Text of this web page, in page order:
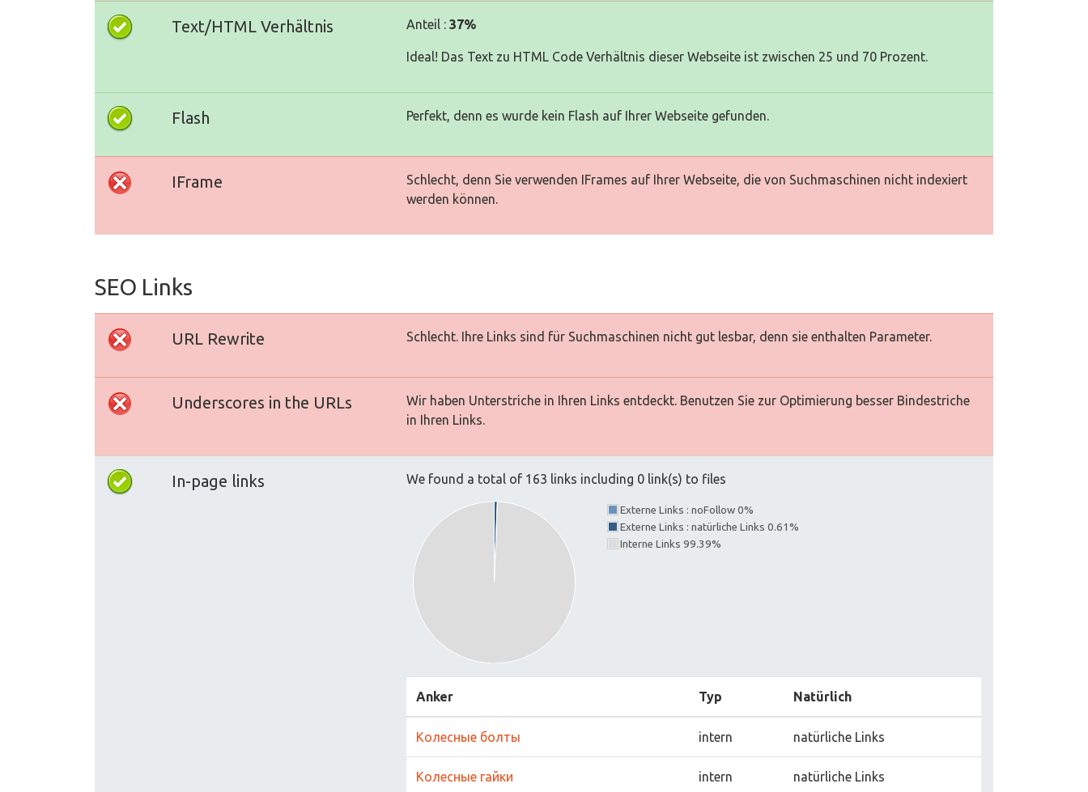
Text/HTML Verhältnis Anteil : 37%
Ideal! Das Text zu HTML Code Verhältnis dieser Webseite ist zwischen 25 und 70 Prozent.
Flash Perfekt, denn es wurde kein Flash auf Ihrer Webseite gefunden.
IFrame
Schlecht, denn Sie verwenden IFrames auf Ihrer Webseite, die von Suchmaschinen nicht indexiert
werden können.
SEO Links
URL Rewrite Schlecht. Ihre Links sind für Suchmaschinen nicht gut lesbar, denn sie enthalten Parameter.
Underscores in the URLs
Wir haben Unterstriche in Ihren Links entdeckt. Benutzen Sie zur Optimierung besser Bindestriche
in Ihren Links.
In-page links We found a total of 163 links including 0 link(s) to files
Externe Links : noFollow 0%
Externe Links : natürliche Links 0.61%
Interne Links 99.39%
Anker Typ Natürlich
Колесные болты intern natürliche Links
Колесные гайки intern natürliche Links